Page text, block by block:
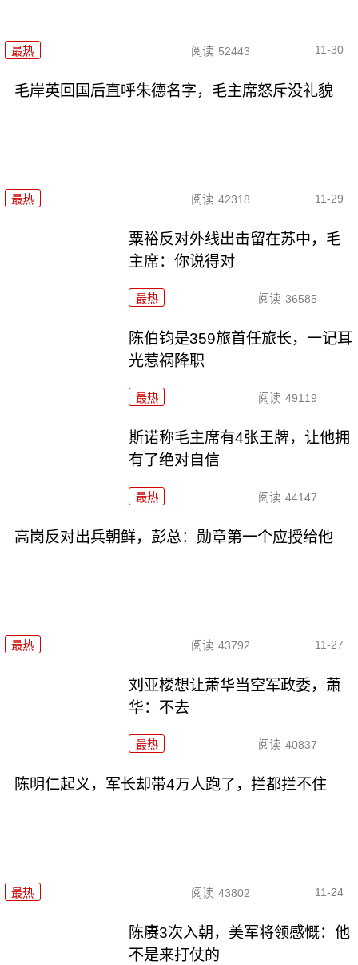
最热 阅读 52443 11-30
毛岸英回国后直呼朱德名字，毛主席怒斥没礼貌
最热 阅读 42318 11-29
粟裕反对外线出击留在苏中，毛
主席：你说得对
最热 阅读 36585
陈伯钧是359旅首任旅长，一记耳
光惹祸降职
最热 阅读 49119
斯诺称毛主席有4张王牌，让他拥
有了绝对自信
最热 阅读 44147
高岗反对出兵朝鲜，彭总：勋章第一个应授给他
最热 阅读 43792 11-27
刘亚楼想让萧华当空军政委，萧
华：不去
最热 阅读 40837
陈明仁起义，军长却带4万人跑了，拦都拦不住
最热 阅读 43802 11-24
陈赓3次入朝，美军将领感慨：他
不是来打仗的